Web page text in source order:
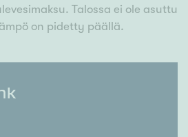
Talossa ei ole asuttu
on pidetty päällä.